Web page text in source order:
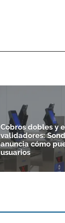
Cobros dobles y
validadores:
anuncia cómo
usuarios